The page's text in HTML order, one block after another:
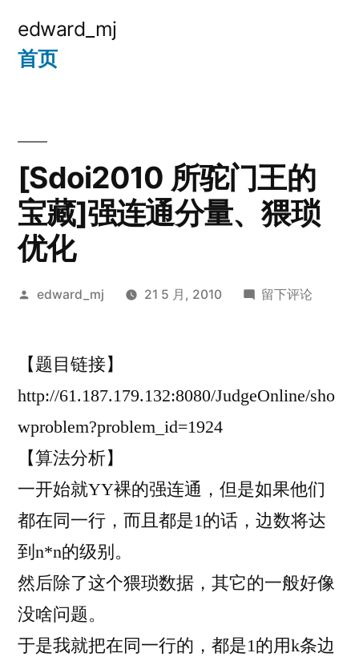
edward_mj
首页
[Sdoi2010 所驼门王的
宝藏]强连通分量、猥琐
优化
发
edward_mj 21 5 月, 2010
于
王
强
连
量、
优
留下评论
【题目链接】
http://61.187.179.132:8080/JudgeOnline/sho
wproblem?problem_id=1924
【算法分析】
一开始就YY裸的强连通，但是如果他们
都在同一行，而且都是1的话，边数将达
到n*n的级别。
然后除了这个猥琐数据，其它的一般好像
没啥问题。
于是我就把在同一行的，都是1的用k条边